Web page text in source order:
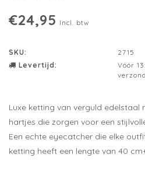
€24,95 Incl. btw
SKU:
2715
Levertijd:
Vóór
Luxe ketting van verguld edelstaal
hartjes die zorgen voor een
Een echte eyecatcher die elke
ketting heeft een lengte van 40